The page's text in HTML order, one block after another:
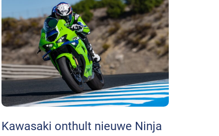
Kawasaki onthult nieuwe Ninja